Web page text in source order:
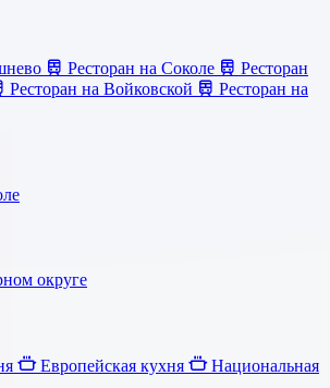
Ресторан на Соколе
Ресторан
Ресторан на Войковской
Ресторан на
округе
Европейская кухня
Национальная